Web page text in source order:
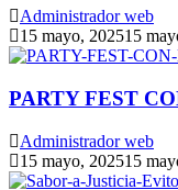
Administrador web
15 mayo, 202515
PARTY FEST
Administrador web
15 mayo, 202515